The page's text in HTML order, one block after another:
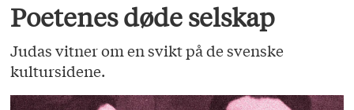
Poetenes døde selskap
Judas vitner om en svikt på de svenske
kultursidene.